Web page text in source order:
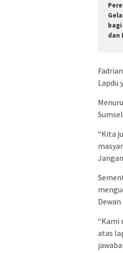
dan
Lapdu
“Kita
“Kami
atas